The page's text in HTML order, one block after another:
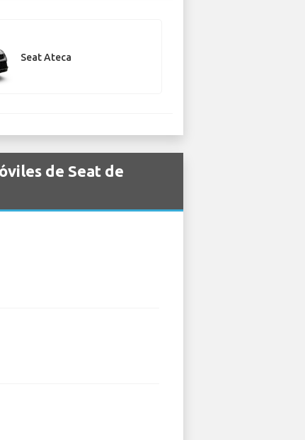
Seat Ateca
de Seat de